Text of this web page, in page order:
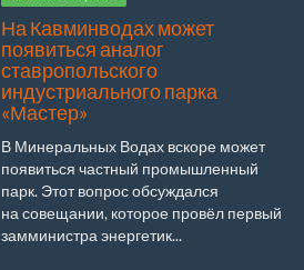
На Кавминводах может
появиться аналог
ставропольского
индустриального парка
«Мастер»
В Минеральных Водах вскоре может
появиться частный промышленный
парк. Этот вопрос обсуждался
на совещании, которое провёл первый
замминистра энергетик...